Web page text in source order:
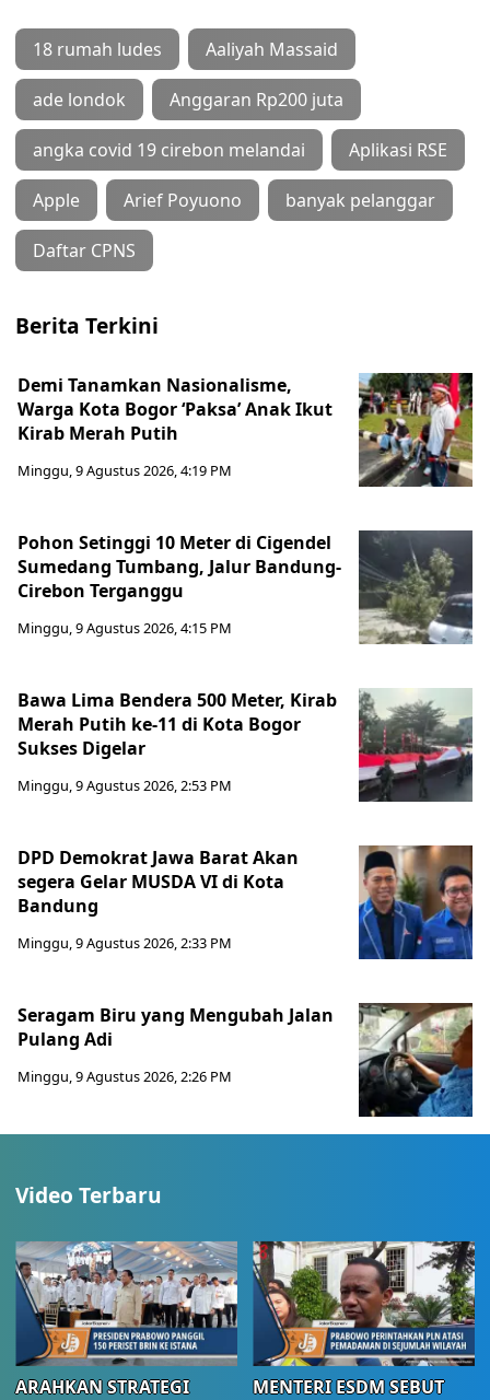
18 rumah ludes Aaliyah Massaid
ade londok Anggaran Rp200 juta
angka covid 19 cirebon melandai Aplikasi RSE
Apple Arief Poyuono banyak pelanggar
Daftar CPNS
Berita Terkini
Demi Tanamkan Nasionalisme,
Warga Kota Bogor ‘Paksa’ Anak Ikut
Kirab Merah Putih
Minggu, 9 Agustus 2026, 4:19 PM
Pohon Setinggi 10 Meter di Cigendel
Sumedang Tumbang, Jalur Bandung-
Cirebon Terganggu
Minggu, 9 Agustus 2026, 4:15 PM
Bawa Lima Bendera 500 Meter, Kirab
Merah Putih ke-11 di Kota Bogor
Sukses Digelar
Minggu, 9 Agustus 2026, 2:53 PM
DPD Demokrat Jawa Barat Akan
segera Gelar MUSDA VI di Kota
Bandung
Minggu, 9 Agustus 2026, 2:33 PM
Seragam Biru yang Mengubah Jalan
Pulang Adi
Minggu, 9 Agustus 2026, 2:26 PM
Video Terbaru
ARAHKAN STRATEGI
MENTERI ESDM SEBUT